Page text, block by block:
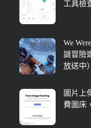
工具檢
We
謎冒險
放送中）
圖片上
費圖床